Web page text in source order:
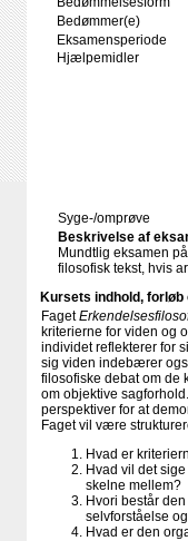
Bedømmer(e)
Eksamensperiode
Hjælpemidler
Syge-/omprøve
Beskrivelse af
Mundtlig eksamen
filosofisk tekst, hvis
Kursets indhold,
Faget
kriterierne for viden og
individet reflekterer for
sig viden indebærer
filosofiske debat om de
om objektive
perspektiver for at
Faget vil være
Hvad er
Hvad vil det
skelne mellem?
Hvori består
selvforståelse
Hvad er den